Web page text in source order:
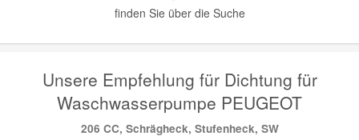
finden Sie über die Suche
Unsere Empfehlung für Dichtung für
Waschwasserpumpe PEUGEOT
206 CC, Schrägheck, Stufenheck, SW